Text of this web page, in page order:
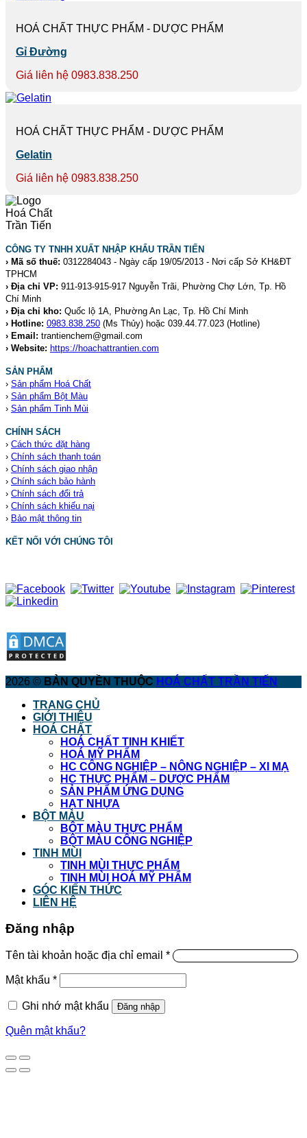
HOÁ CHẤT THỰC PHẨM - DƯỢC PHẨM
Gỉ Đường
Giá liên hệ 0983.838.250
HOÁ CHẤT THỰC PHẨM - DƯỢC PHẨM
Gelatin
Giá liên hệ 0983.838.250
CÔNG TY TNHH XUẤT NHẬP KHẨU TRẦN TIẾN
› Mã số thuế: 0312284043 - Ngày cấp 19/05/2013 - Nơi cấp Sở KH&ĐT
TPHCM
› Địa chỉ VP: 911-913-915-917 Nguyễn Trãi, Phường Chợ Lớn, Tp. Hồ
Chí Minh
› Địa chỉ kho: Quốc lộ 1A, Phường An Lạc, Tp. Hồ Chí Minh
› Hotline: 0983.838.250 (Ms Thủy) hoặc 039.44.77.023 (Hotline)
› Email: trantienchem@gmail.com
› Website: https://hoachattrantien.com
SẢN PHẨM
› Sản phẩm Hoá Chất
› Sản phẩm Bột Màu
› Sản phẩm Tinh Mùi
CHÍNH SÁCH
› Cách thức đặt hàng
› Chính sách thanh toán
› Chính sách giao nhận
› Chính sách bảo hành
› Chính sách đổi trả
› Chính sách khiếu nại
› Bảo mật thông tin
KẾT NỐI VỚI CHÚNG TÔI
2026 © BẢN QUYỀN THUỘC HOÁ CHẤT TRẦN TIẾN
TRANG CHỦ
GIỚI THIỆU
HOÁ CHẤT
HOÁ CHẤT TINH KHIẾT
HOÁ MỸ PHẨM
HC CÔNG NGHIỆP – NÔNG NGHIỆP – XI MẠ
HC THỰC PHẨM – DƯỢC PHẨM
SẢN PHẨM ỨNG DỤNG
HẠT NHỰA
BỘT MÀU
BỘT MÀU THỰC PHẨM
BỘT MÀU CÔNG NGHIỆP
TINH MÙI
TINH MÙI THỰC PHẨM
TINH MÙI HOÁ MỸ PHẨM
GÓC KIẾN THỨC
LIÊN HỆ
Đăng nhập
Tên tài khoản hoặc địa chỉ email *
Mật khẩu *
Ghi nhớ mật khẩu Đăng nhập
Quên mật khẩu?